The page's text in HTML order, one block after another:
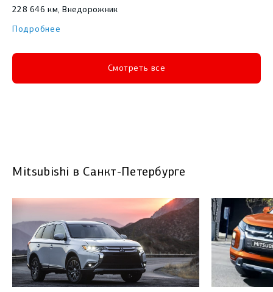
228 646 км,Внедорожник
Подробнее
Смотреть все
Mitsubishi в Санкт-Петербурге